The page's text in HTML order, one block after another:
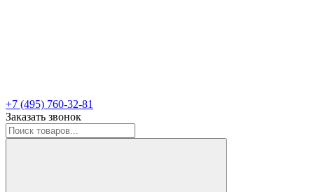
+7 (495) 760-32-81
Заказать звонок